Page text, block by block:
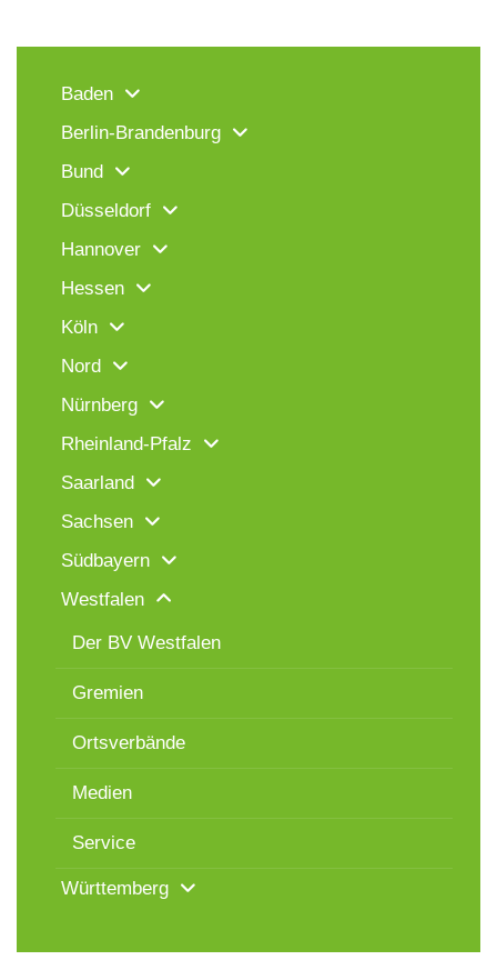
Baden
Berlin-Brandenburg
Bund
Düsseldorf
Hannover
Hessen
Köln
Nord
Nürnberg
Rheinland-Pfalz
Saarland
Sachsen
Südbayern
Westfalen
Der BV Westfalen
Gremien
Ortsverbände
Medien
Service
Württemberg